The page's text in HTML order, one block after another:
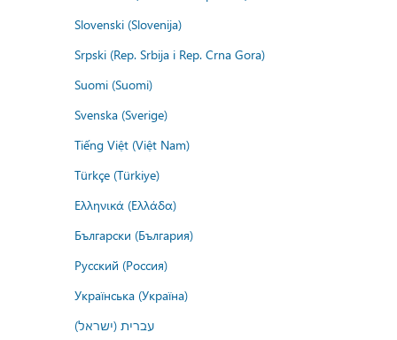
Slovenski (Slovenija)
Srpski (Rep. Srbija i Rep. Crna Gora)
Suomi (Suomi)
Svenska (Sverige)
Tiếng Việt (Việt Nam)
Türkçe (Türkiye)
Ελληνικά (Ελλάδα)
Български (България)
Русский (Россия)
Українська (Україна)
עברית (ישראל)